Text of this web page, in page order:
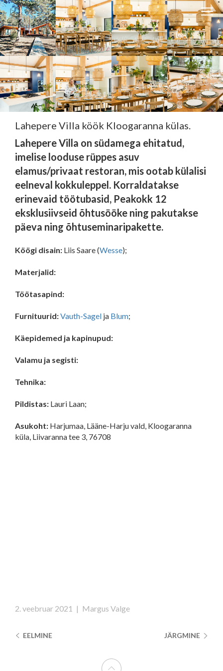
Close
EST ENG
WESSE DISAIN
PARTNERITE DISAIN
TEHNIKA
KONTAKT
MEIST
BLOGI/UUDISED
KUIDAS TELLIDA MÖÖBLIT?
Lahepere Villa köök Kloogaranna külas.
Lahepere Villa on südamega ehitatud,
imelise looduse rüppes asuv
elamus/privaat restoran, mis ootab külalisi
eelneval kokkuleppel. Korraldatakse
erinevaid töötubasid, Peakokk 12
eksklusiivseid õhtusööke ning pakutakse
päeva ning õhtuseminaripakette.
Köögi disain: Liis Saare(Wesse);
Materjalid:
Töötasapind:
Furnituurid:Vauth-Sagel ja Blum;
Käepidemed ja kapinupud:
Valamu ja segisti:
Tehnika:
Pildistas: Lauri Laan;
Asukoht: Harjumaa, Lääne-Harju vald, Kloogaranna
küla, Liivaranna tee 3, 76708
2. veebruar 2021 | Margus Valge
JÄRGMINE
EELMINE